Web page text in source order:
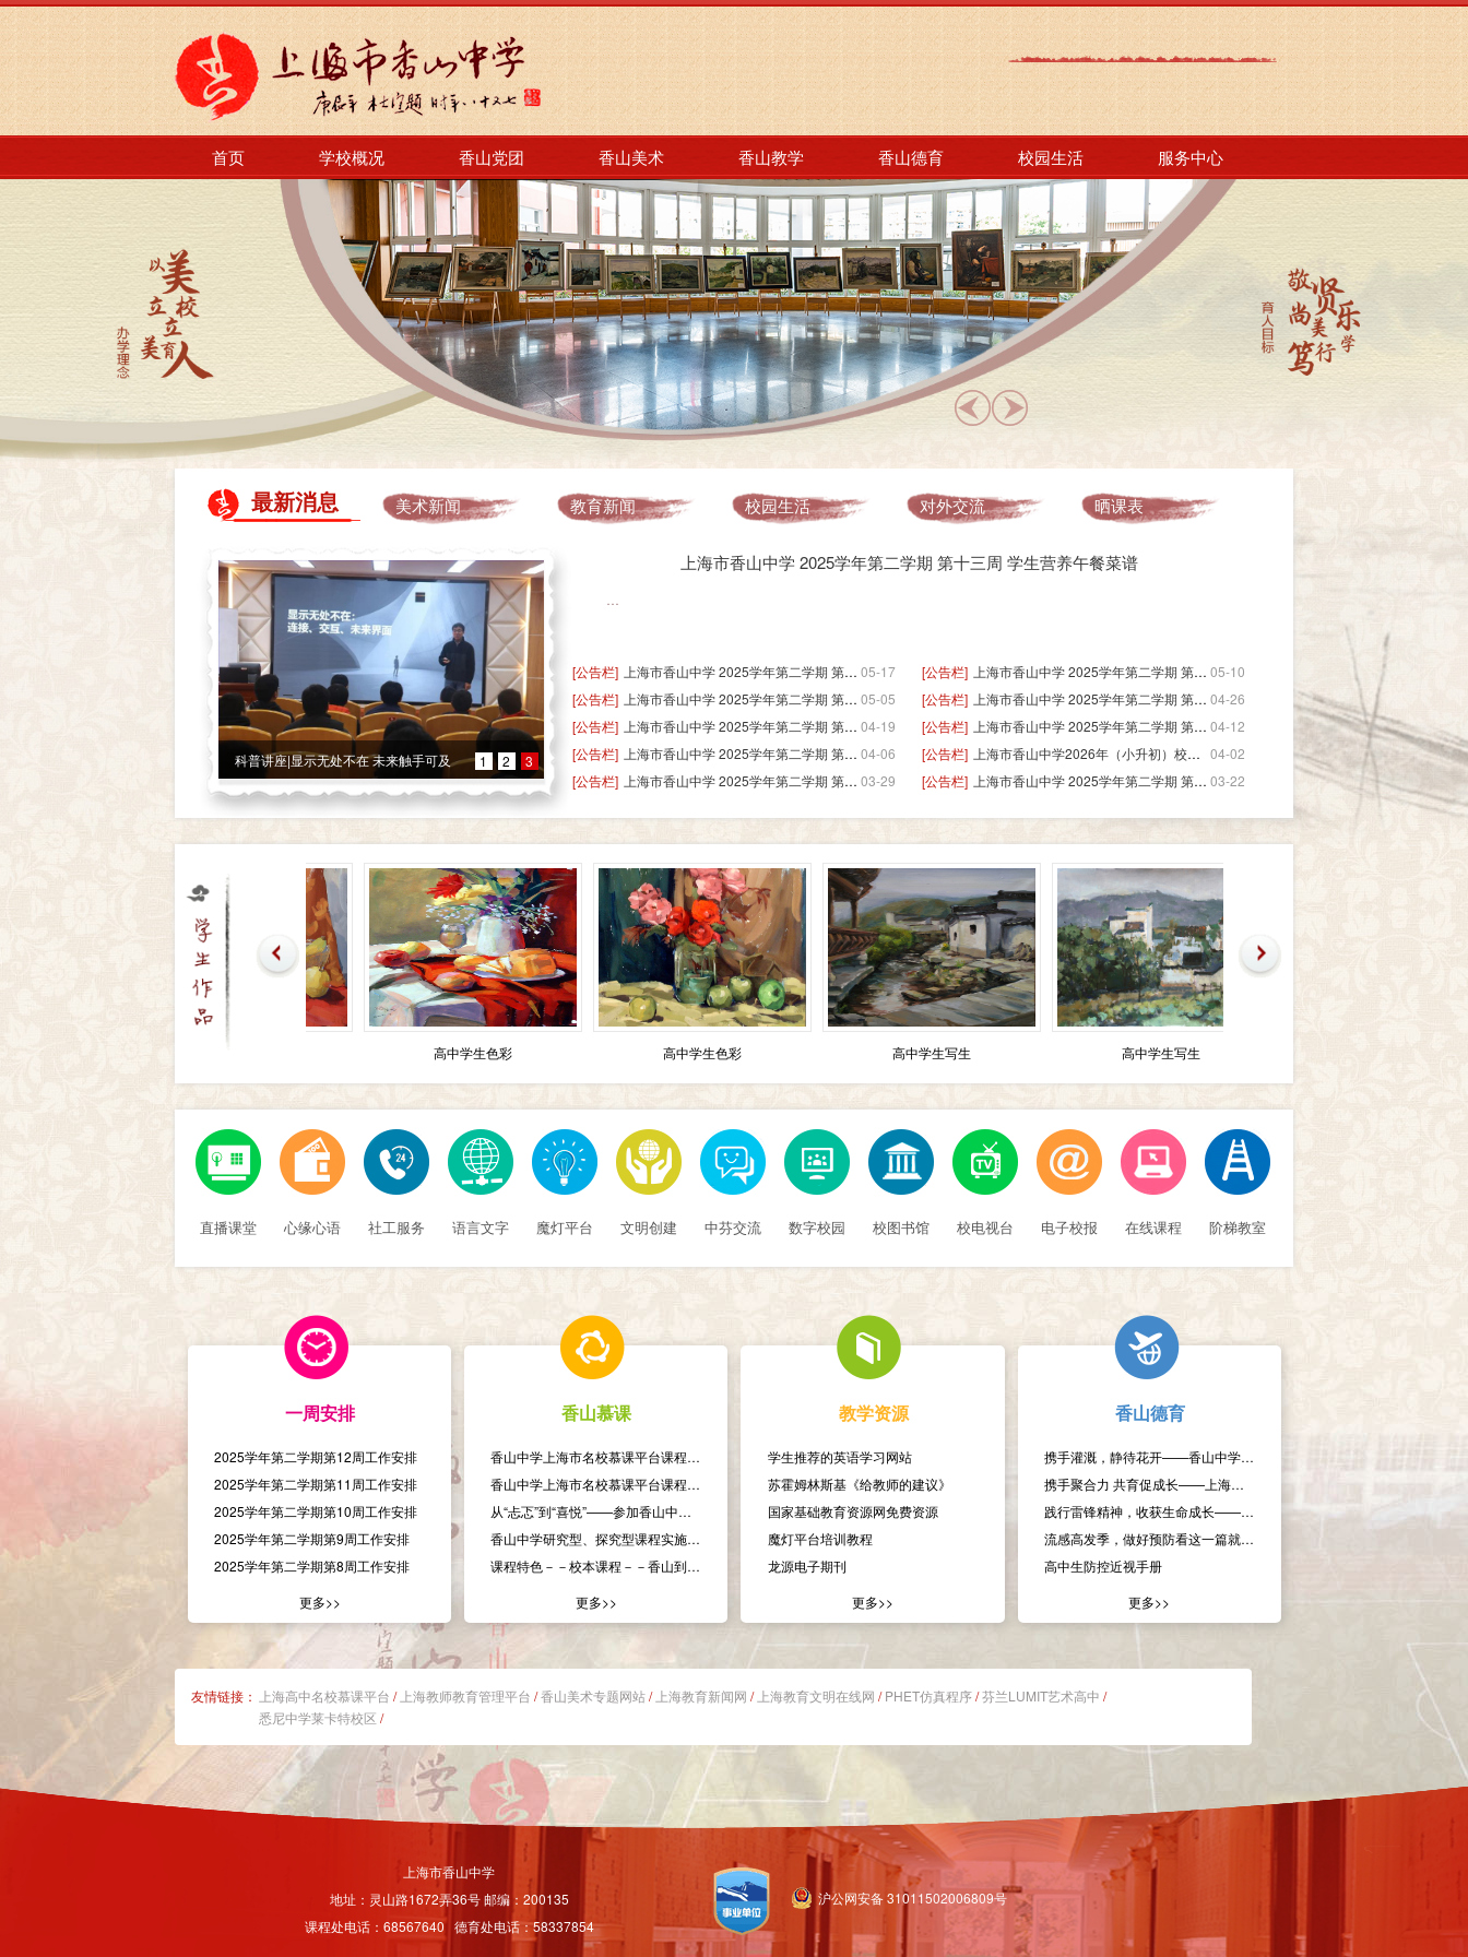
首页 学校概况 香山党团 香山美术 香山教学 香山德育 校园生活 服务中心
最新消息 美术新闻 教育新闻 校园生活 对外交流 晒课表
1 2 3
科普讲座|显示无处不在 未来触手可及
上海市香山中学 2025学年第二学期 第十三周 学生营养午餐菜谱
05-17
[公告栏] 上海市香山中学 2025学年第二学期 第十二周 学生营养午餐菜谱 05-10
[公告栏] 上海市香山中学 2025学年第二学期 第十一周 学生营养午餐菜谱
05-05
[公告栏] 上海市香山中学 2025学年第二学期 第十周 学生营养午餐菜谱 04-26
[公告栏] 上海市香山中学 2025学年第二学期 第九周 学生营养午餐菜谱
04-19
[公告栏] 上海市香山中学 2025学年第二学期 第八周 学生营养午餐菜谱 04-12
[公告栏] 上海市香山中学 2025学年第二学期 第七周 学生营养午餐菜谱
04-06
[公告栏] 上海市香山中学 2025学年第二学期 第六周 学生营养午餐菜谱 04-02
[公告栏] 上海市香山中学2026年（小升初）校园开放日活动安排
03-29
[公告栏] 上海市香山中学 2025学年第二学期 第五周 学生营养午餐菜谱 03-22
[公告栏] 上海市香山中学 2025学年第二学期 第四周 学生营养午餐菜谱
高中学生色彩 高中学生色彩 高中学生写生 高中学生写生
直播课堂 心缘心语 社工服务 语言文字 魔灯平台 文明创建 中芬交流 数字校园 校图书馆 校电视台 电子校报 在线课程 阶梯教室
一周安排
2025学年第二学期第12周工作安排
2025学年第二学期第11周工作安排
2025学年第二学期第10周工作安排
2025学年第二学期第9周工作安排
2025学年第二学期第8周工作安排
更多>>
香山慕课
香山中学上海市名校慕课平台课程——人文导读
香山中学上海市名校慕课平台课程——人物头像 速写与素描
从“忐忑”到“喜悦”——参加香山中学“慕课”培训及应用小结
香山中学研究型、探究型课程实施方案
课程特色－－校本课程－－香山到底应该追求什么？
更多>>
教学资源
学生推荐的英语学习网站
苏霍姆林斯基《给教师的建议》
国家基础教育资源网免费资源
魔灯平台培训教程
龙源电子期刊
更多>>
香山德育
携手灌溉，静待花开——香山中学高一年级家长会
携手聚合力 共育促成长——上海市香山中学校级家委会工作会议
践行雷锋精神，收获生命成长——香山中学公益课堂走进特殊教育学校
流感高发季，做好预防看这一篇就够了~
高中生防控近视手册
更多>>
友情链接： 上海高中名校慕课平台 / 上海教师教育管理平台 /香山美术专题网站/ 上海教育新闻网 / 上海教育文明在线网 /PHET仿真程序/芬兰LUMIT艺术高中 /
悉尼中学莱卡特校区 /
上海市香山中学
地址：灵山路1672弄36号 邮编：200135
课程处电话：68567640 德育处电话：58337854
沪公网安备 31011502006809号